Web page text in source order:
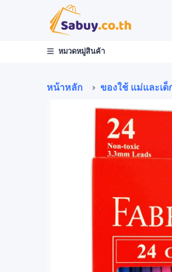
หมวดหมู่สินค้า
หน้าหลัก ของใช้ แม่และเด็